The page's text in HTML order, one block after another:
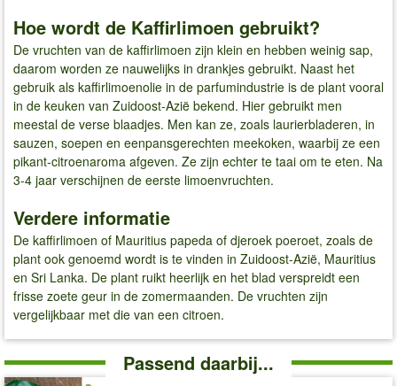
Hoe wordt de Kaffirlimoen gebruikt?
De vruchten van de kaffirlimoen zijn klein en hebben weinig sap,
daarom worden ze nauwelijks in drankjes gebruikt. Naast het
gebruik als kaffirlimoenolie in de parfumindustrie is de plant vooral
in de keuken van Zuidoost-Azië bekend. Hier gebruikt men
meestal de verse blaadjes. Men kan ze, zoals laurierbladeren, in
sauzen, soepen en eenpansgerechten meekoken, waarbij ze een
pikant-citroenaroma afgeven. Ze zijn echter te taai om te eten. Na
3-4 jaar verschijnen de eerste limoenvruchten.
Verdere informatie
De kaffirlimoen of Mauritius papeda of djeroek poeroet, zoals de
plant ook genoemd wordt is te vinden in Zuidoost-Azië, Mauritius
en Sri Lanka. De plant ruikt heerlijk en het blad verspreidt een
frisse zoete geur in de zomermaanden. De vruchten zijn
vergelijkbaar met die van een citroen.
Passend daarbij...